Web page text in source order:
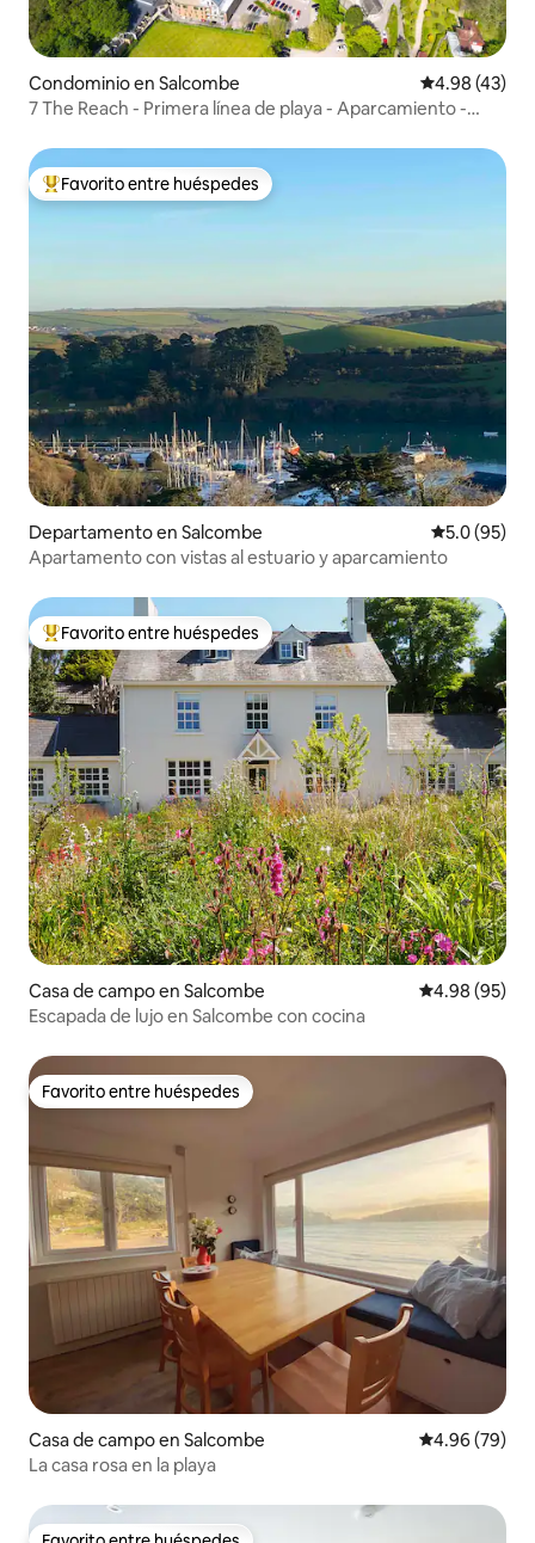
Condominio en Salcombe Calificación
4.98 (43)
7 The Reach - Primera línea de playa - Aparcamiento -
De los mejores en Favorito entre huéspedes
Favorito entre huéspedes
Departamento en Salcombe Calificación
5.0 (95)
Apartamento con vistas al estuario y aparcamiento
De los mejores en Favorito entre huéspedes
Favorito entre huéspedes
Casa de campo en Salcombe Calificación
4.98 (95)
Escapada de lujo en Salcombe con cocina
Favorito entre huéspedes
Favorito entre huéspedes
Casa de campo en Salcombe Calificación
4.96 (79)
La casa rosa en la playa